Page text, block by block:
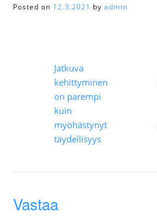
Posted on 12.3.2021 byadmin
Artikkelien
selaus
Jatkuva
kehittyminen
on parempi
kuin
myöhästynyt
täydellisyys
Vastaa